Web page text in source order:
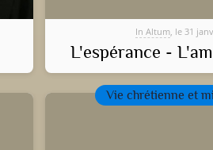
In Altum, le 31
L'espérance -
Vie chrétienne et